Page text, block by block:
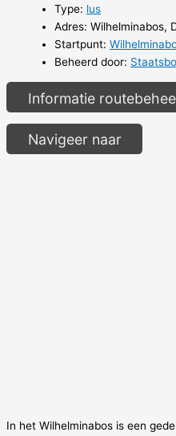
Type: lus
Adres: Wilhelminabos,
Startpunt:
Beheerd door:
Informatie
Navigeer naar
In het Wilhelminabos is een